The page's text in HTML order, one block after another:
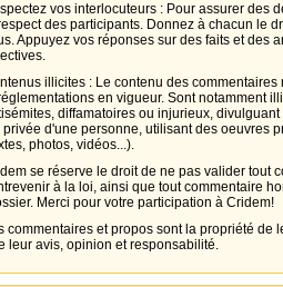
vos interlocuteurs : Pour assurer des
des participants. Donnez à chacun le
Appuyez vos réponses sur des faits et des
illicites : Le contenu des
en vigueur. Sont notamment
diffamatoires ou injurieux,
privée d'une personne, utilisant des oeuvres
photos, vidéos...).
se réserve le droit de ne pas valider tout
à la loi, ainsi que tout commentaire
Merci pour votre participation à Cridem!
commentaires et propos sont la propriété de
leur avis, opinion et responsabilité.